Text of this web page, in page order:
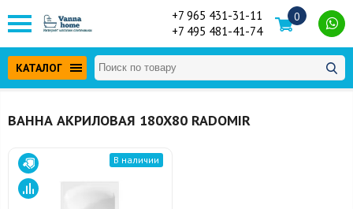
+7 965 431-31-11
+7 495 481-41-74
0
КАТАЛОГ
ВАННА АКРИЛОВАЯ 180Х80 RADOMIR
В наличии